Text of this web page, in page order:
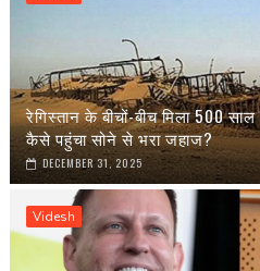
रेगिस्तान के बीचों-बीच मिला 500
कैसे पहुंचा सोने से भरा जहाज?
DECEMBER 31, 2025
Videsh